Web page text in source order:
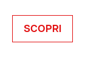
SCOPRI